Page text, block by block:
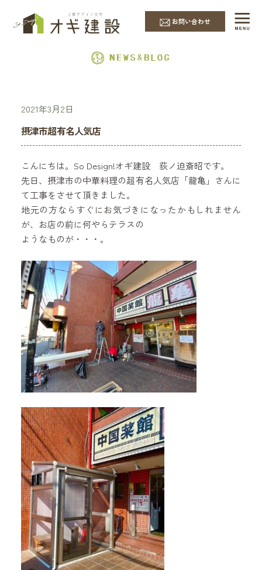
お問い合わせ
EVENT & NEWS
2021年3月2日
摂津市超有名人気店
こんにちは。So Design!オギ建設 荻ノ迫斎昭です。
先日、摂津市の中華料理の超有名人気店「龍亀」さんに
て工事をさせて頂きました。
地元の方ならすぐにお気づきになったかもしれません
が、お店の前に何やらテラスの
ようなものが・・・。